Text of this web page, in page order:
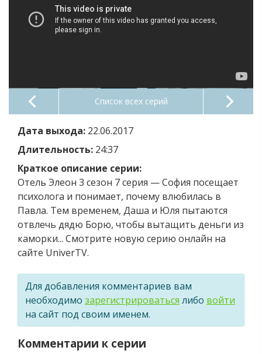
Список всех серий
Дата выхода: 22.06.2017
Длительность: 24:37
Краткое описание серии:
Отель Элеон 3 сезон 7 серия — София посещает
психолога и понимает, почему влюбилась в
Павла. Тем временем, Даша и Юля пытаются
отвлечь дядю Борю, чтобы вытащить деньги из
каморки... Смотрите новую серию онлайн на
сайте UniverTV.
Для добавления комментариев вам
необходимо зарегистрироваться либо войти
на сайт под своим именем.
Комментарии к серии